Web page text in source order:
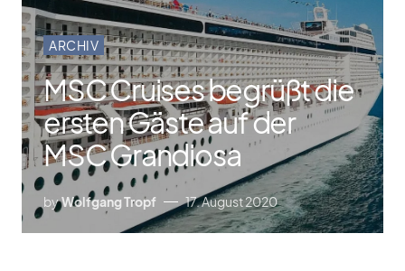
ARCHIV
MSC Cruises begrüßt die
ersten Gäste auf der
MSC Grandiosa
byWolfgang Tropf 17. August 2020